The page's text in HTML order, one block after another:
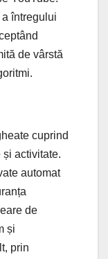
întregului
de vârstă
cuprind
activitate.
automat
de
și
prin